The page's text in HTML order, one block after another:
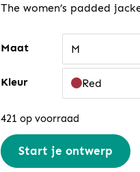
The women’s padded
Maat M
Kleur Red
421 op voorraad
Stella
Voyager
Start je ontwerp